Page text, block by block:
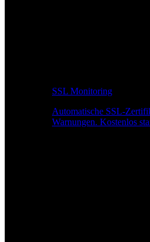
SSL Monitoring
Automatische SSL-
Warnungen. Kostenlos